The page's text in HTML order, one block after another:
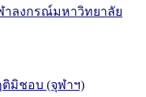
าลงกรณ์มหาวิทยาลัย
ติมิชอบ (จุฬาฯ)